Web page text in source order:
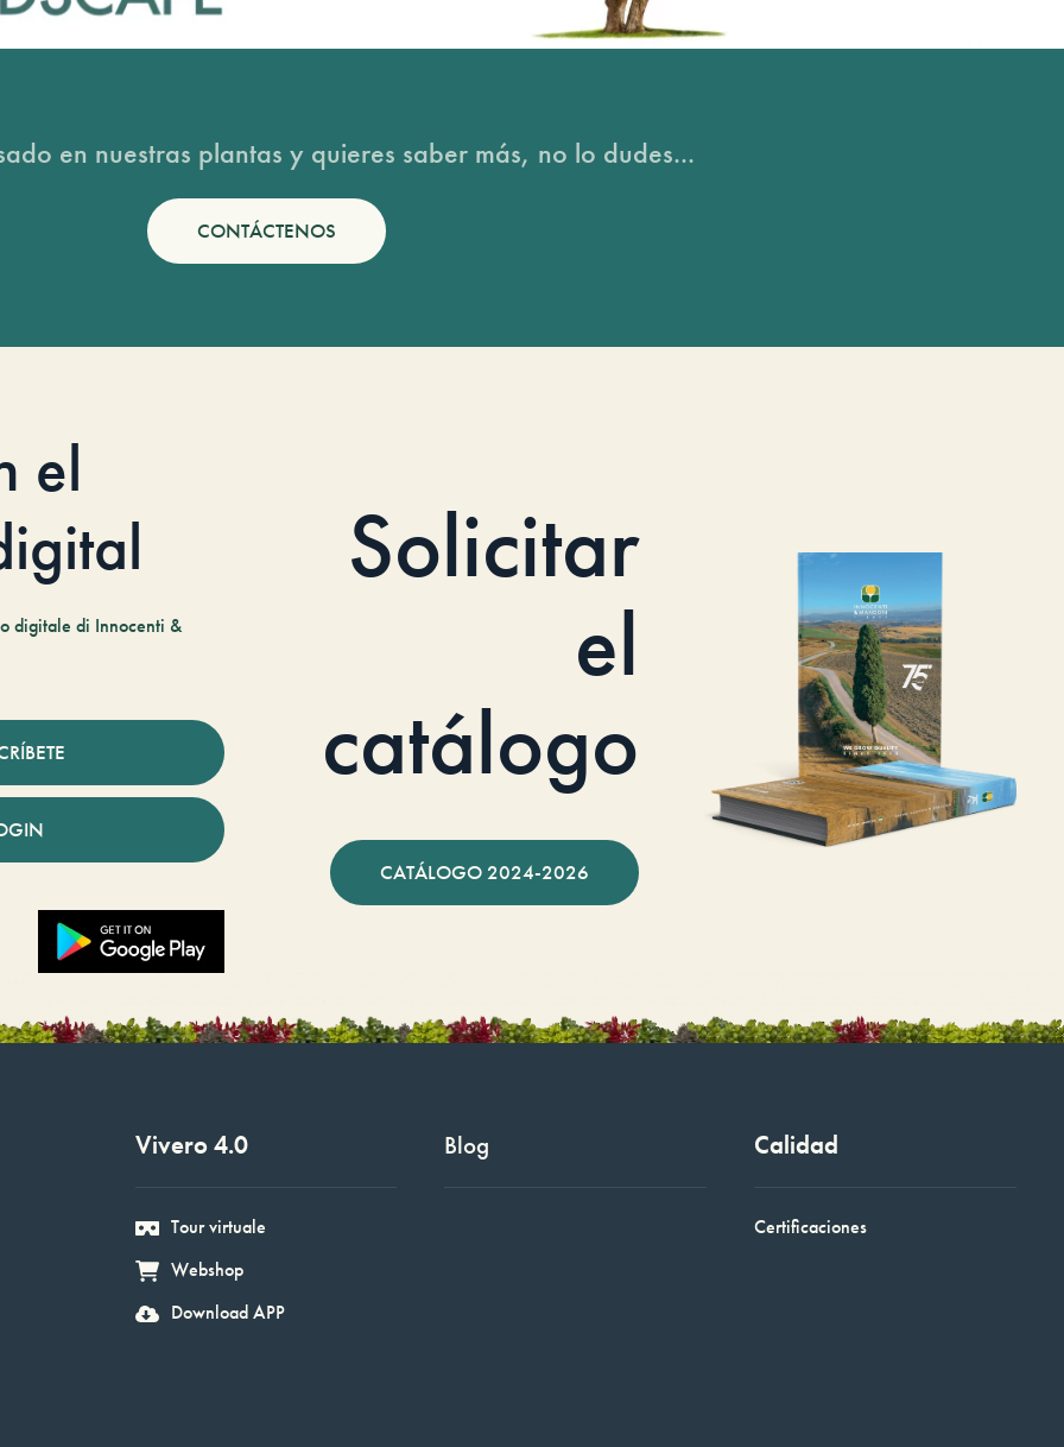
en nuestras plantas y quieres saber más, no lo dudes...
CONTÁCTENOS
el
digitale di Innocenti &
Solicitar
el
catálogo
CATÁLOGO 2024-2026
Vivero 4.0
Tour virtuale
Webshop
Download APP
Blog Calidad
Certificaciones